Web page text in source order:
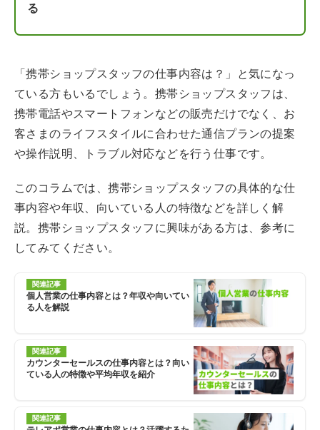
る
「携帯ショップスタッフの仕事内容は？」と気になっ
ている方もいるでしょう。携帯ショップスタッフは、
携帯電話やスマートフォンなどの販売だけでなく、お
客さまのライフスタイルに合わせた通信プランの提案
や操作説明、トラブル対応などを行う仕事です。
このコラムでは、携帯ショップスタッフの具体的な仕
事内容や年収、向いている人の特徴などを詳しく解
説。携帯ショップスタッフに興味がある方は、参考に
してみてください。
関連記事
個人営業の仕事内容とは？年収や向いてい
る人を解説
関連記事
カウンターセールスの仕事内容とは？向い
ている人の特徴や平均年収を紹介
関連記事